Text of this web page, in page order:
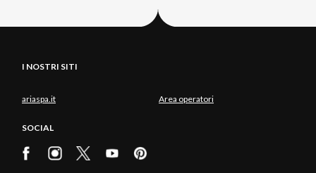
I NOSTRI SITI
ariaspa.it Area operatori
SOCIAL